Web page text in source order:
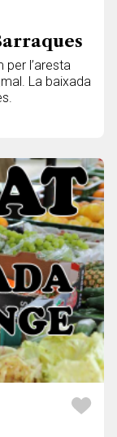
per l’aresta
La baixada